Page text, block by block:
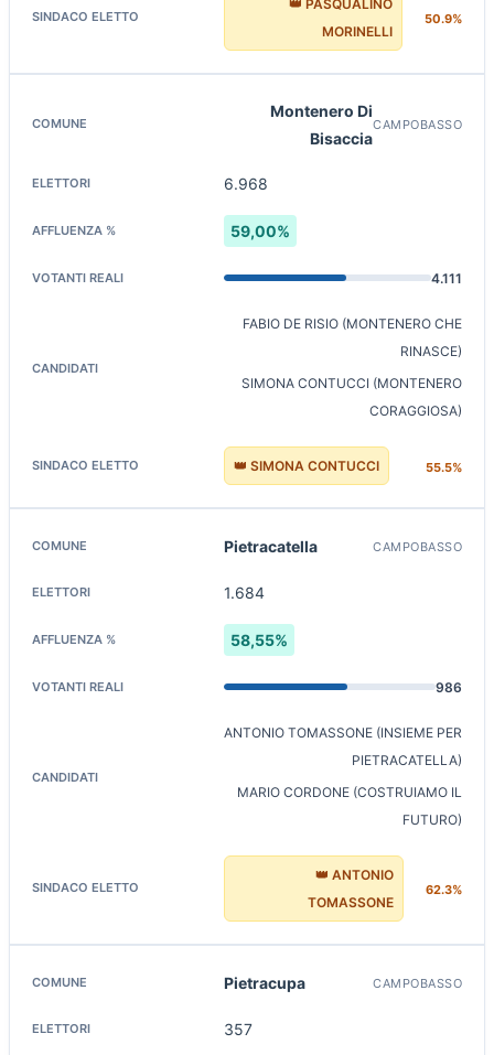
👑 PASQUALINO
MORINELLI
50.9%
Montenero Di
Bisaccia
CAMPOBASSO
6.968
59,00%
4.111
FABIO DE RISIO (MONTENERO CHE
RINASCE)
SIMONA CONTUCCI (MONTENERO
CORAGGIOSA)
👑 SIMONA CONTUCCI 55.5%
Pietracatella CAMPOBASSO
1.684
58,55%
986
ANTONIO TOMASSONE (INSIEME PER
PIETRACATELLA)
MARIO CORDONE (COSTRUIAMO IL
FUTURO)
👑 ANTONIO
TOMASSONE
62.3%
Pietracupa CAMPOBASSO
357